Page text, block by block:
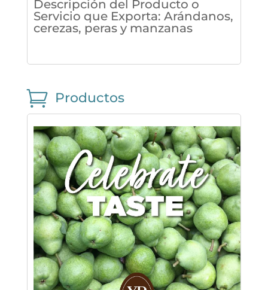
Descripción del Producto o
Servicio que Exporta: Arándanos,
cerezas, peras y manzanas
 Productos